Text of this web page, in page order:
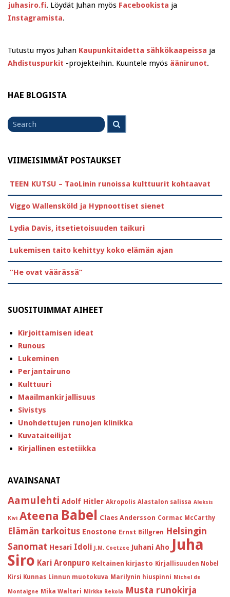
juhasiro.fi. Löydät Juhan myös Facebookista ja
Instagramista.
Tutustu myös Juhan Kaupunkitaidetta sähkökaapeissa ja
Ahdistuspurkit -projekteihin. Kuuntele myös äänirunot.
HAE BLOGISTA
Search
for
VIIMEISIMMÄT POSTAUKSET
TEEN KUTSU – TaoLinin runoissa kulttuurit kohtaavat
Viggo Wallensköld ja Hypnoottiset sienet
Lydia Davis, itsetietoisuuden taikuri
Lukemisen taito kehittyy koko elämän ajan
”He ovat väärässä”
SUOSITUIMMAT AIHEET
Kirjoittamisen ideat
Runous
Lukeminen
Perjantairuno
Kulttuuri
Maailmankirjallisuus
Sivistys
Unohdettujen runojen klinikka
Kuvataiteilijat
Kirjallinen estetiikka
AVAINSANAT
Aamulehti Adolf Hitler Akropolis Alastalon salissa Aleksis
Kivi Ateena Babel Claes Andersson Cormac McCarthy
Elämän tarkoitus Enostone Ernst Billgren Helsingin
Sanomat Hesari Idoli J.M. Coetzee Juhani Aho Juha
Siro Kari Aronpuro Keltainen kirjasto Kirjallisuuden Nobel
Kirsi Kunnas Linnun muotokuva Marilynin hiuspinni Michel de
Montaigne Mika Waltari Mirkka Rekola Musta runokirja